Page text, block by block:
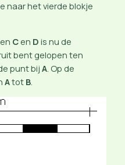
naar het vierde blokje
Cen D is nu de
bent gelopen ten
punt bij A. Op de
Atot B.